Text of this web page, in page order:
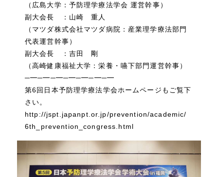
（広島大学：予防理学療法学会 運営幹事）
副大会長 ：山崎 重人
（マツダ株式会社マツダ病院：産業理学療法部門
代表運営幹事）
副大会長 ：吉田 剛
（高崎健康福祉大学：栄養・嚥下部門運営幹事）
─━─━─━─━─━─━─━
第6回日本予防理学療法学会ホームページもご覧下
さい。
http://jspt.japanpt.or.jp/prevention/academic/
6th_prevention_congress.html